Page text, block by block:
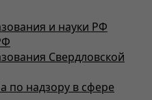
и науки РФ
Свердловской
по надзору в сфере